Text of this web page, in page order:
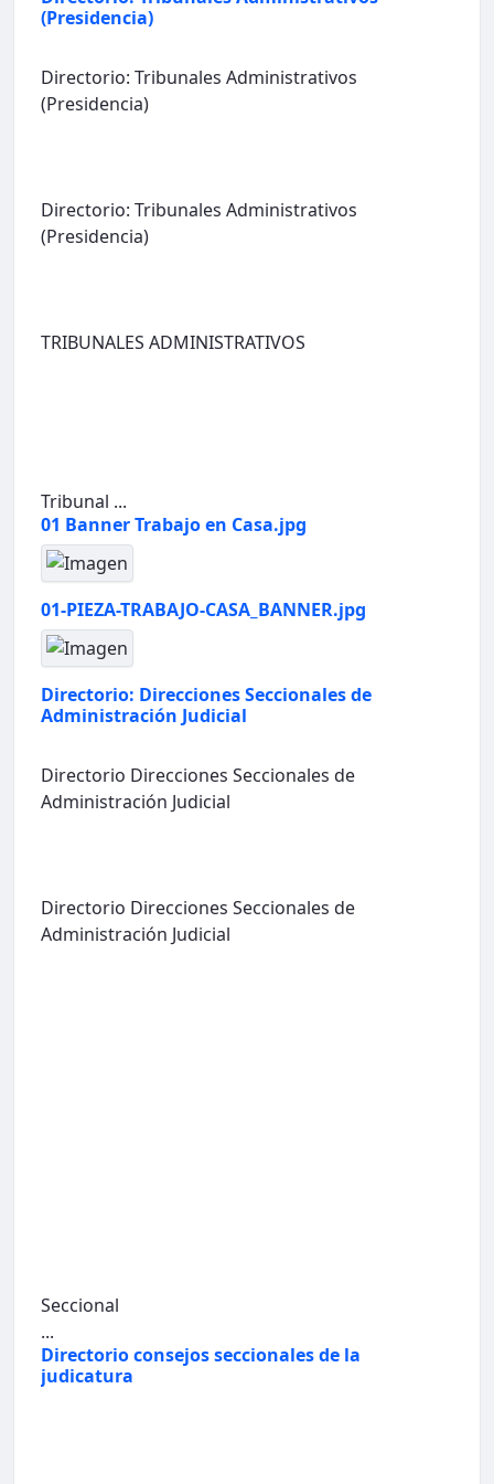
(Presidencia)
Directorio: Tribunales Administrativos
(Presidencia)
Directorio: Tribunales Administrativos
(Presidencia)
TRIBUNALES ADMINISTRATIVOS
Tribunal ...
01 Banner Trabajo en Casa.jpg
01-PIEZA-TRABAJO-CASA_BANNER.jpg
Directorio: Direcciones Seccionales de
Administración Judicial
Directorio Direcciones Seccionales de
Administración Judicial
Directorio Direcciones Seccionales de
Administración Judicial
Seccional
...
Directorio consejos seccionales de la
judicatura